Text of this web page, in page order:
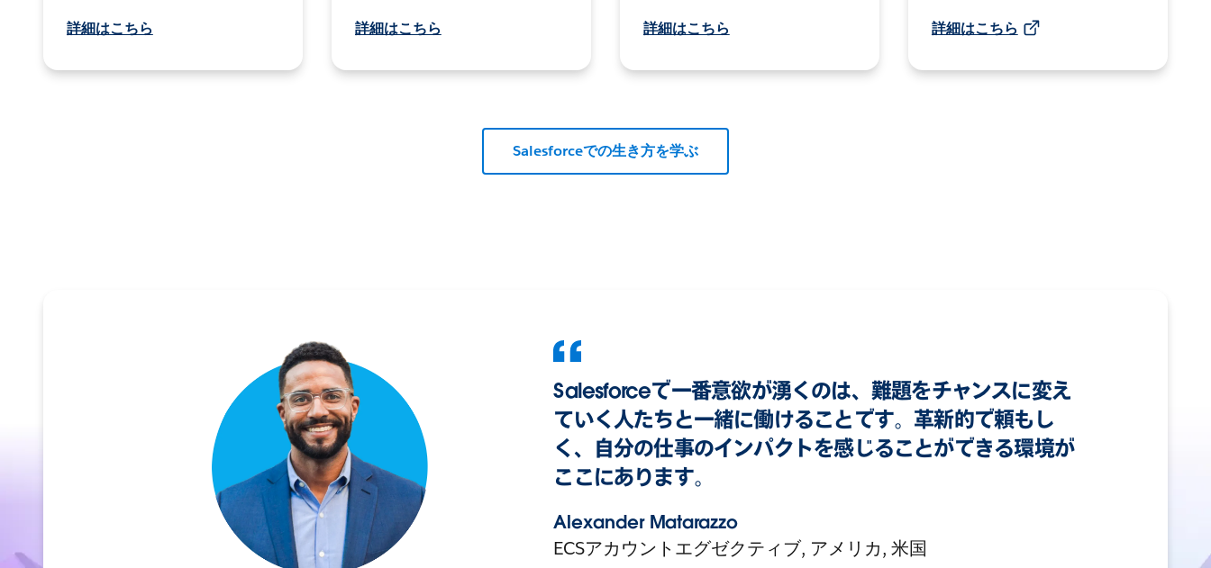
詳細はこちら 詳細はこちら 詳細はこちら 詳細はこちら
Salesforceでの生き方を学ぶ
Salesforceで一番意欲が湧くのは、難題をチャンスに変え
ていく人たちと一緒に働けることです。革新的で頼もし
く、自分の仕事のインパクトを感じることができる環境が
ここにあります。
Alexander Matarazzo
ECSアカウントエグゼクティブ, アメリカ, 米国